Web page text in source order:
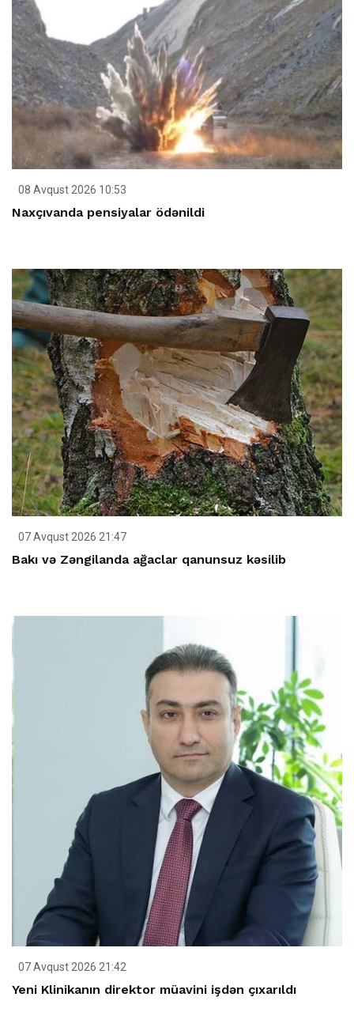
08 Avqust 2026 10:53
Naxçıvanda pensiyalar ödənildi
07 Avqust 2026 21:47
Bakı və Zəngilanda ağaclar qanunsuz kəsilib
07 Avqust 2026 21:42
Yeni Klinikanın direktor müavini işdən çıxarıldı